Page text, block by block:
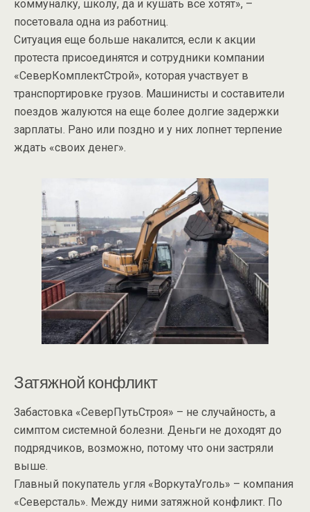
коммуналку, школу, да и кушать все хотят», –
посетовала одна из работниц.
Ситуация еще больше накалится, если к акции
протеста присоединятся и сотрудники компании
«СеверКомплектСтрой», которая участвует в
транспортировке грузов. Машинисты и составители
поездов жалуются на еще более долгие задержки
зарплаты. Рано или поздно и у них лопнет терпение
ждать «своих денег».
Затяжной конфликт
Забастовка «СеверПутьСтроя» – не случайность, а
симптом системной болезни. Деньги не доходят до
подрядчиков, возможно, потому что они застряли
выше.
Главный покупатель угля «ВоркутаУголь» – компания
«Северсталь». Между ними затяжной конфликт. По